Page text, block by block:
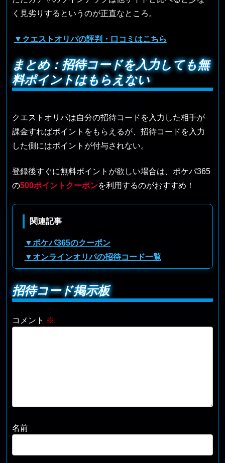
く見劣りするというのが正直なところ。
▼クエストオリパの評判・口コミはこちら
まとめ：招待コードを入力しても無
料ポイントはもらえない
クエストオリパは自分の招待コードを入力した相手が
課金すればポイントをもらえるが、招待コードを入力
した側にはポイントが付与されない。
登録後すぐに無料ポイントが欲しい場合は、ポケパ365
の500ポイントクーポンを利用するのがおすすめ！
関連記事
▼ポケパ365のクーポン
▼オンラインオリパの招待コード一覧
招待コード掲示板
コメント ※
名前